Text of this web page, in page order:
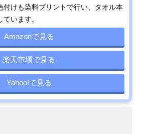
付けも染料プリントで行い、タオル本
います。
Amazonで見る
楽天市場で見る
Yahoo!で見る